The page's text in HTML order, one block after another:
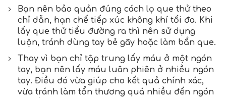
Bạn nên bảo quản đúng cách lọ que thử theo
chỉ dẫn, hạn chế tiếp xúc không khí tối đa. Khi
lấy que thử tiểu đường ra thì nên sử dụng
luộn, tránh dùng tay bẻ gãy hoặc làm bẩn que.
Thay vì bạn chỉ tập trung lấy máu ở một ngón
tay, bạn nên lấy máu luân phiên ở nhiều ngón
tay. Điều đó vừa giúp cho kết quả chính xác,
vừa tránh làm tổn thương quá nhiều đến ngón